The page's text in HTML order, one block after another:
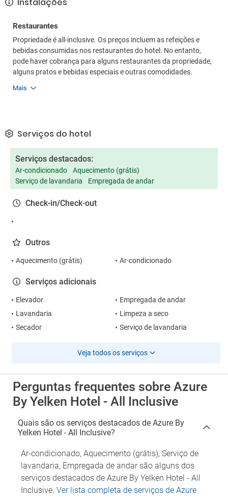
Restaurantes
Propriedade é all-inclusive. Os preços incluem as refeições e
bebidas consumidas nos restaurantes do hotel. No entanto,
pode haver cobrança para alguns restaurantes da propriedade,
alguns pratos e bebidas especiais e outras comodidades.
Mais
Serviços do hotel
Serviços destacados:
Ar-condicionado
Aquecimento (grátis)
Serviço de lavandaria
Empregada de andar
Check-in/Check-out
Outros
Aquecimento (grátis) Ar-condicionado
Serviços adicionais
Elevador
Empregada de andar
Lavandaria
Limpeza a seco
Secador
Serviço de lavandaria
Veja todos os serviços
Perguntas frequentes sobre Azure
By Yelken Hotel - All Inclusive
Quais são os serviços destacados de Azure By
Yelken Hotel - All Inclusive?
Ar-condicionado, Aquecimento (grátis), Serviço de
lavandaria, Empregada de andar são alguns dos
serviços destacados de Azure By Yelken Hotel - All
Inclusive. Ver lista completa de serviços de Azure